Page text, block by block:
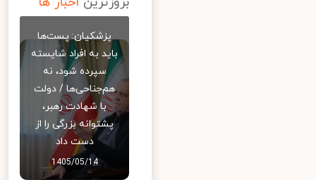
پزشکیان: پست‌ها
باید به افراد شایسته
سپرده شود، نه
هم‌جناحی‌ها / دولت
با شهادت رهبر،
پشتوانه بزرگی را از
دست داد
1405/05/14